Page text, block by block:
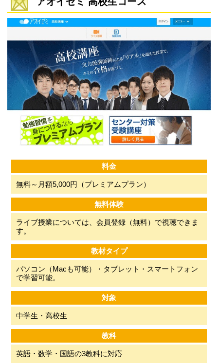
料金
無料～月額5,000円（プレミアムプラン）
無料体験
ライブ授業については、会員登録（無料）で視聴できま
す。
教材タイプ
パソコン（Macも可能）・タブレット・スマートフォン
で学習可能。
対象
中学生・高校生
教科
英語・数学・国語の3教科に対応